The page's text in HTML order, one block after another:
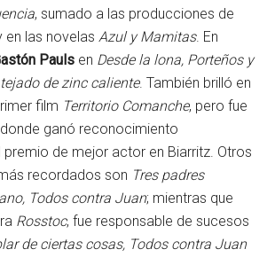
, sumado a las producciones de
en las novelas Azul y Mamitas. En
Pauls en Desde la lona, Porteños y
de zinc caliente. También brilló en
film Territorio Comanche, pero fue
ganó reconocimiento
premio de mejor actor en Biarritz. Otros
recordados son Tres padres
Todos contra Juan; mientras que
Rosstoc, fue responsable de sucesos
de ciertas cosas, Todos contra Juan